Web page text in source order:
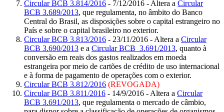
Circular BCB 3.814/2016 - 7/12/2016 - Altera a Circular
BCB 3.689/2013, que regulamenta, no âmbito do Banco
Central do Brasil, as disposições sobre o capital estrangeiro no
País e sobre o capital brasileiro no exterior.
Circular BCB 3.813/2016 - 23/11/2016 - Altera a Circular
BCB 3.690/2013 e a Circular BCB 3.691/2013, quanto à
conversão em reais dos gastos realizados em moeda
estrangeira por meio de cartões de crédito de uso internacional
e à forma de pagamento de operações com o exterior.
Circular BCB 3.812/2016 (REVOGADA)
Circular BCB 3.811/2016 - 14/9/2016 - Altera a Circular
BCB 3.691/2013, que regulamenta o mercado de câmbio,